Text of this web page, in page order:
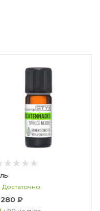
Достаточно
280 ₽